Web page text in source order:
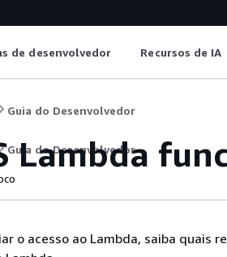
de desenvolvedor Recursos de IA
Guia do Desenvolvedor
Guia do Desenvolvedor
Lambda
o acesso ao Lambda, saiba quais